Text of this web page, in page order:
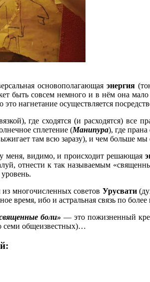
основополагающаяэнергия
быть совсем немного и в нём она
это нагнетание осуществляется
где сходятся (и расходятся) все
сплетение (Манипура), где
там всю заразу), и чем больше
меня, видимо, и происходит решающая
отнести к так называемым
из многочисленных советов Урусвати
время, ибо и астральная связь по
боли» — это пожизненный
семи общеизвестных)…